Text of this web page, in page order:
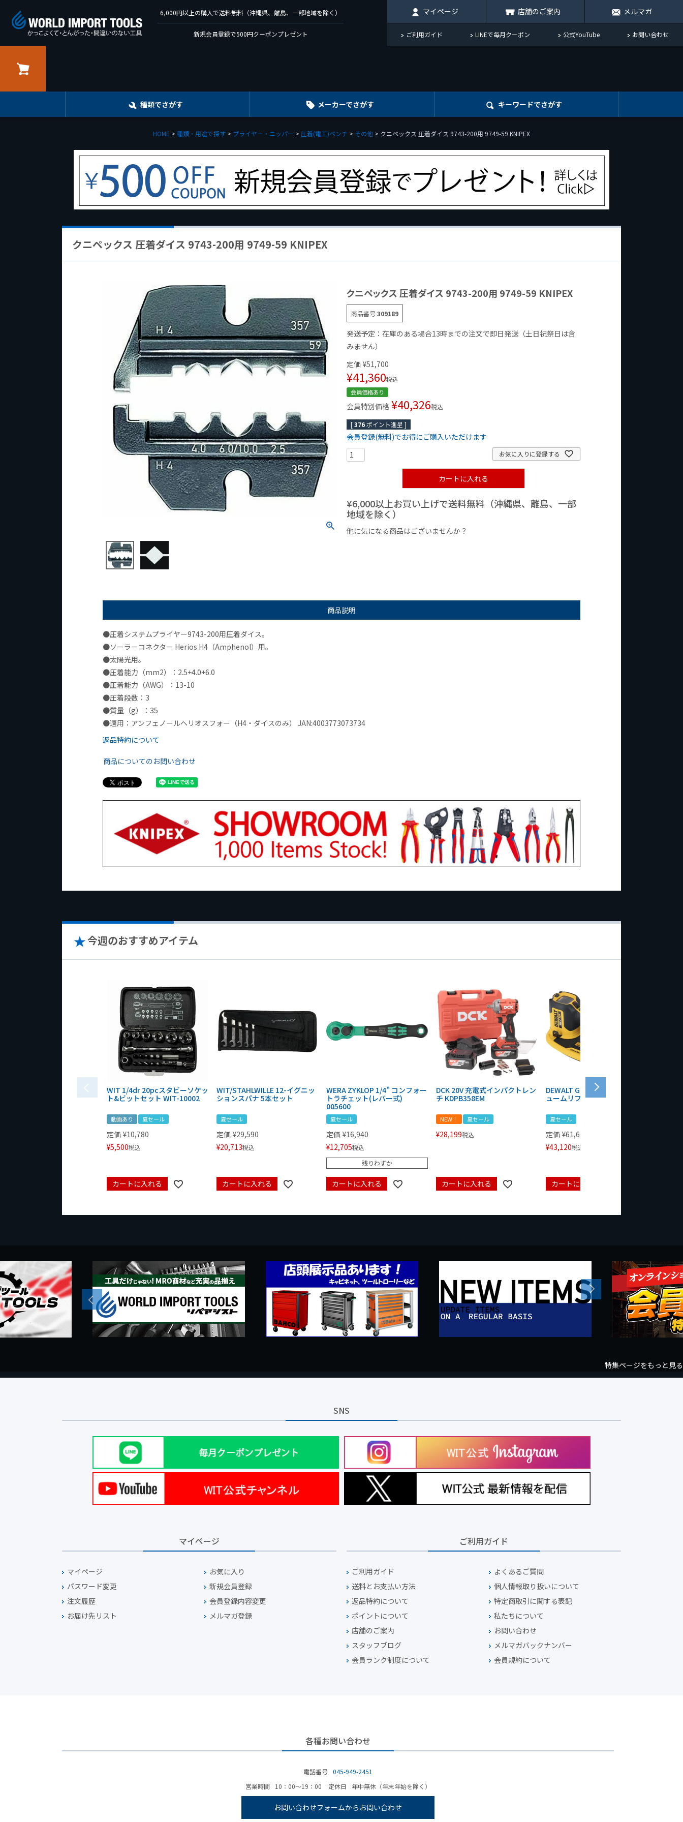
6,000円以上の購入で送料無料（沖縄県、離島、一部地域を除く）
新規会員登録で500円クーポンプレゼント
マイページ 店舗のご案内 メルマガ
ご利用ガイド LINEで毎月クーポン 公式YouTube お問い合わせ
種類でさがす メーカーでさがす キーワードでさがす
HOME 種類・用途で探す プライヤー・ニッパー 圧着(電工)ペンチ その他 クニペックス 圧着ダイス 9743-200用 9749-59 KNIPEX
クニペックス 圧着ダイス 9743-200用 9749-59 KNIPEX
クニペックス 圧着ダイス 9743-200用 9749-59 KNIPEX
商品番号309189
発送予定：在庫のある場合13時までの注文で即日発送（土日祝祭日は含
みません）
定価 ¥51,700
¥41,360税込
会員価格あり
会員特別価格 ¥40,326税込
[376ポイント進呈 ]
会員登録(無料)でお得にご購入いただけます
お気に入りに登録する
カートに入れる
¥6,000以上お買い上げで送料無料（沖縄県、離島、一部
地域を除く）
他に気になる商品はございませんか？
商品説明
●圧着システムプライヤー9743-200用圧着ダイス。
●ソーラーコネクター Herios H4（Amphenol）用。
●太陽光用。
●圧着能力（mm2）：2.5+4.0+6.0
●圧着能力（AWG）：13-10
●圧着段数：3
●質量（g）：35
●適用：アンフェノールヘリオスフォー（H4・ダイスのみ） JAN:4003773073734
返品特約について
商品についてのお問い合わせ
今週のおすすめアイテム
WIT 1/4dr 20pcスタビーソケッ
ト&ビットセット WIT-10002
動画あり 夏セール
定価 ¥10,780
¥5,500税込
カートに入れる
WIT/STAHLWILLE 12-イグニッ
ションスパナ 5本セット
夏セール
定価 ¥29,590
¥20,713税込
カートに入れる
WERA ZYKLOP 1/4" コンフォー
トラチェット(レバー式)
005600
夏セール
定価 ¥16,940
¥12,705税込
残りわずか
カートに入れる
DCK 20V 充電式インパクトレン
チ KDPB358EM
NEW！ 夏セール
¥28,199税込
カートに入れる
DEWALT GRABO 18V電動バキ
ュームリフター DCE590N-XJ
夏セール
定価 ¥61,600
¥43,120税込
カートに入れる
Previous
Next
特集ページをもっと見る
SNS
マイページ
マイページ
お気に入り
パスワード変更
新規会員登録
注文履歴
会員登録内容変更
お届け先リスト
メルマガ登録
ご利用ガイド
ご利用ガイド
よくあるご質問
送料とお支払い方法
個人情報取り扱いについて
返品特約について
特定商取引に関する表記
ポイントについて
私たちについて
店舗のご案内
お問い合わせ
スタッフブログ
メルマガバックナンバー
会員ランク制度について
会員規約について
各種お問い合わせ
電話番号 045-949-2451
営業時間
10：00～19：00 定休日 年中無休（年末年始を除く）
お問い合わせフォームからお問い合わせ